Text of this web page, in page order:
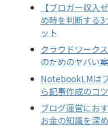
【ブロガー収入
め時を判断する3
ット
クラウドワーク
のためのヤバい
NotebookLMは
ら記事作成のコ
ブログ運営にお
お金の知識を深